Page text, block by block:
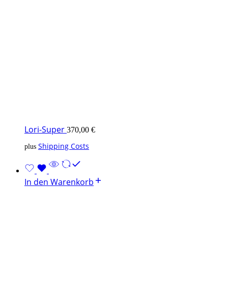
Lori-Super 370,00 €
plus Shipping Costs
In den Warenkorb